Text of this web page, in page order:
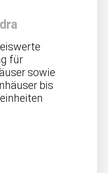
für
sowie
bis